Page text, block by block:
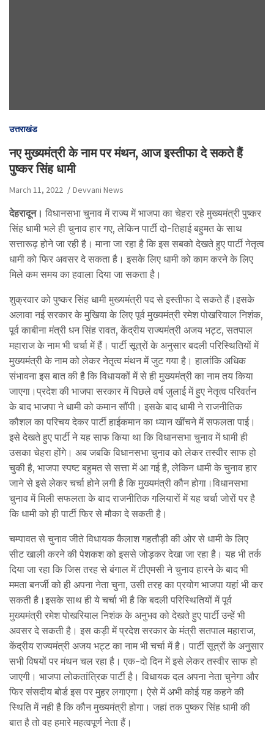
उत्तराखंड
नए मुख्यमंत्री के नाम पर मंथन, आज इस्‍तीफा दे सकते हैं
पुष्‍कर सिंह धामी
March 11, 2022 Devvani News
देहरादून। विधानसभा चुनाव में राज्य में भाजपा का चेहरा रहे मुख्यमंत्री पुष्कर
सिंह धामी भले ही चुनाव हार गए, लेकिन पार्टी दो-तिहाई बहुमत के साथ
सत्तारूढ़ होने जा रही है। माना जा रहा है कि इस सबको देखते हुए पार्टी नेतृत्व
धामी को फिर अवसर दे सकता है। इसके लिए धामी को काम करने के लिए
मिले कम समय का हवाला दिया जा सकता है।
शुक्रवार को पुष्‍कर सिंह धामी मुख्‍यमंत्री पद से इस्‍तीफा दे सकते हैं।इसके
अलावा नई सरकार के मुखिया के लिए पूर्व मुख्यमंत्री रमेश पोखरियाल निशंक,
पूर्व काबीना मंत्री धन सिंह रावत, केंद्रीय राज्यमंत्री अजय भट्ट, सतपाल
महाराज के नाम भी चर्चा में हैं। पार्टी सूत्रों के अनुसार बदली परिस्थितियों में
मुख्यमंत्री के नाम को लेकर नेतृत्व मंथन में जुट गया है। हालांकि अधिक
संभावना इस बात की है कि विधायकों में से ही मुख्यमंत्री का नाम तय किया
जाएगा।प्रदेश की भाजपा सरकार में पिछले वर्ष जुलाई में हुए नेतृत्व परिवर्तन
के बाद भाजपा ने धामी को कमान सौंपी। इसके बाद धामी ने राजनीतिक
कौशल का परिचय देकर पार्टी हाईकमान का ध्यान खींचने में सफलता पाई।
इसे देखते हुए पार्टी ने यह साफ किया था कि विधानसभा चुनाव में धामी ही
उसका चेहरा होंगे। अब जबकि विधानसभा चुनाव को लेकर तस्वीर साफ हो
चुकी है, भाजपा स्पष्ट बहुमत से सत्ता में आ गई है, लेकिन धामी के चुनाव हार
जाने से इसे लेकर चर्चा होने लगी है कि मुख्यमंत्री कौन होगा।विधानसभा
चुनाव में मिली सफलता के बाद राजनीतिक गलियारों में यह चर्चा जोरों पर है
कि धामी को ही पार्टी फिर से मौका दे सकती है।
चम्पावत से चुनाव जीते विधायक कैलाश गहतौड़ी की ओर से धामी के लिए
सीट खाली करने की पेशकश को इससे जोड़कर देखा जा रहा है। यह भी तर्क
दिया जा रहा कि जिस तरह से बंगाल में टीएमसी ने चुनाव हारने के बाद भी
ममता बनर्जी को ही अपना नेता चुना, उसी तरह का प्रयोग भाजपा यहां भी कर
सकती है।इसके साथ ही ये चर्चा भी है कि बदली परिस्थितियों में पूर्व
मुख्यमंत्री रमेश पोखरियाल निशंक के अनुभव को देखते हुए पार्टी उन्हें भी
अवसर दे सकती है। इस कड़ी में प्रदेश सरकार के मंत्री सतपाल महाराज,
केंद्रीय राज्यमंत्री अजय भट्ट का नाम भी चर्चा में है। पार्टी सूत्रों के अनुसार
सभी विषयों पर मंथन चल रहा है। एक-दो दिन में इसे लेकर तस्वीर साफ हो
जाएगी। भाजपा लोकतांत्रिक पार्टी है। विधायक दल अपना नेता चुनेगा और
फिर संसदीय बोर्ड इस पर मुहर लगाएगा। ऐसे में अभी कोई यह कहने की
स्थिति में नही है कि कौन मुख्यमंत्री होगा। जहां तक पुष्कर सिंह धामी की
बात है तो वह हमारे महत्वपूर्ण नेता हैं।